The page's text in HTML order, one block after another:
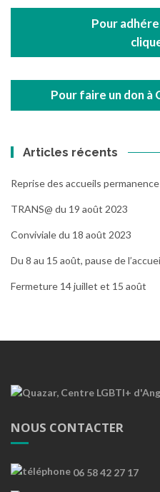
Pour
Pour faire un don à
Articles récents
Reprise des accueils
TRANS@ du 19 août 2023
Conviviale du 18 août 2023
Du 8 au 15 août, pause de
Fermeture 14 juillet et 15 août
NOUS CONTACTER
06 58 42 27 17